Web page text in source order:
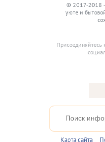
© 2017-2018
уюте и
Карта сайта